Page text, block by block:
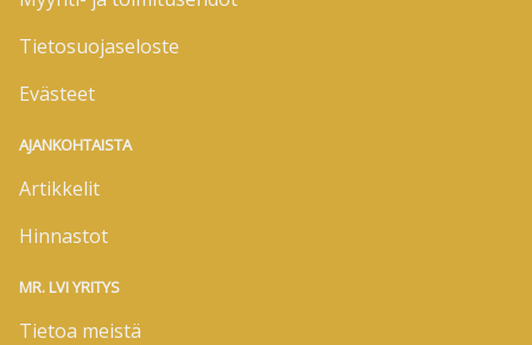
Tietosuojaseloste
Evästeet
AJANKOHTAISTA
Artikkelit
Hinnastot
MR. LVI YRITYS
Tietoa meistä